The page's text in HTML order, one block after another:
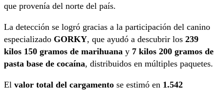
que provenía del norte del país.
La detección se logró gracias a la participación del canino
especializado GORKY, que ayudó a descubrir los 239
kilos 150 gramos de marihuana y 7 kilos 200 gramos de
pasta base de cocaína, distribuidos en múltiples paquetes.
El valor total del cargamento se estimó en 1.542